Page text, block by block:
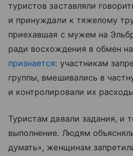
туристов заставляли
и принуждали к тяжелому
приехавшая с мужем на
ради восхождения в обмен
признается: участникам
группы, вмешивались в
и контролировали их
Туристам давали задания, и
выполнение. Людям
думать», женщинам